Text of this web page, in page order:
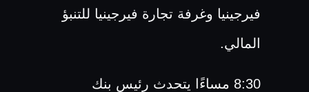
فيرجينيا وغرفة تجارة فيرجينيا للتنبؤ
المالي.
8:30 مساءًا يتحدث رئيس بنك